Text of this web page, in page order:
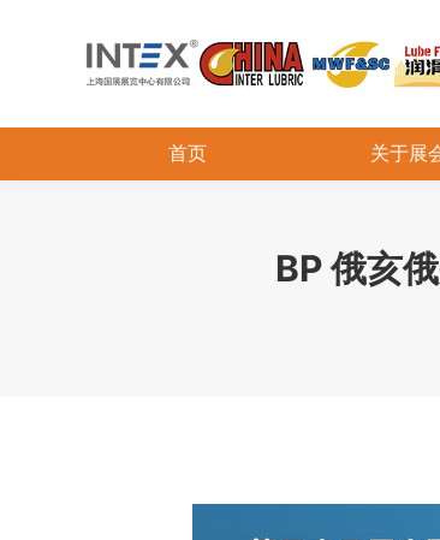
首页 关于展
BP 俄亥